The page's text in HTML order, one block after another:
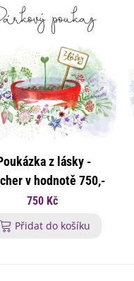
z lásky -
v hodnotě 750,-
Kč
750 Kč
Přidat do košíku